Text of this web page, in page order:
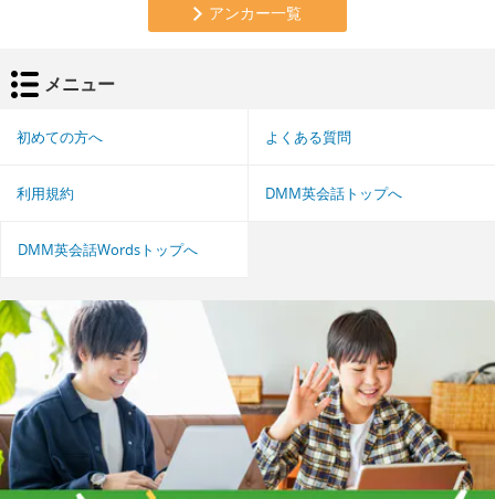
アンカー一覧
メニュー
初めての方へ よくある質問
利用規約 DMM英会話トップへ
DMM英会話Wordsトップへ